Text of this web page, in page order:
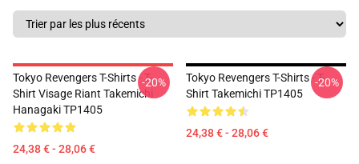
Tokyo Revengers T-Shirts - T-
Shirt Visage Riant Takemichi
Hanagaki TP1405
24,38 € - 28,06 €
-20%
Tokyo Revengers T-Shirts - T-
Shirt Takemichi TP1405
24,38 € - 28,06 €
-20%